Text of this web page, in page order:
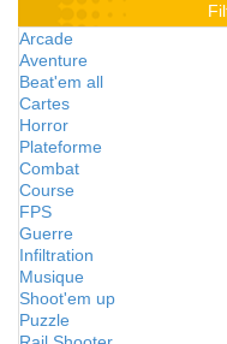
Arcade
Aventure
Beat'em all
Cartes
Horror
Plateforme
Combat
Course
FPS
Guerre
Infiltration
Musique
Shoot'em up
Puzzle